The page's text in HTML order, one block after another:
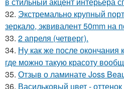
32. Экстремально крупный
зеркало, эквивалент 50mm на
33. 2 апреля (четверг).
34. Ну как же после окончания
где можно такую красоту
35. Отзыв о ламинате Joss
36. Васильковый цвет -